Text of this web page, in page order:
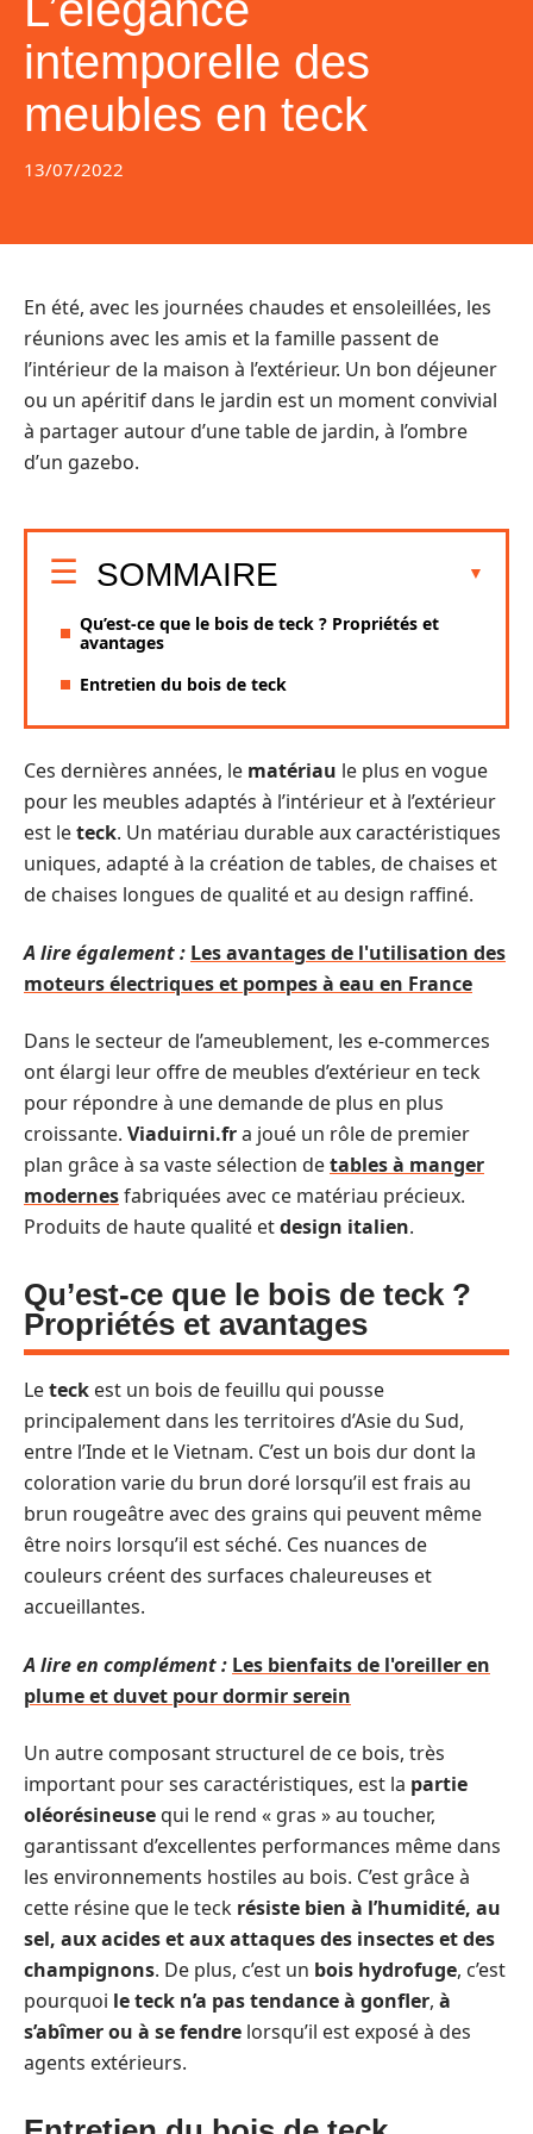
intemporelle des
meubles en teck
13/07/2022
En été, avec les journées chaudes et ensoleillées, les
réunions avec les amis et la famille passent de
l’intérieur de la maison à l’extérieur. Un bon déjeuner
ou un apéritif dans le jardin est un moment convivial
à partager autour d’une table de jardin, à l’ombre
d’un gazebo.
SOMMAIRE
Qu’est-ce que le bois de teck ? Propriétés et
avantages
Entretien du bois de teck
Ces dernières années, le matériau le plus en vogue
pour les meubles adaptés à l’intérieur et à l’extérieur
est leteck. Un matériau durable aux caractéristiques
uniques, adapté à la création de tables, de chaises et
de chaises longues de qualité et au design raffiné.
A lire également : Les avantages de l'utilisation des
moteurs électriques et pompes à eau en France
Dans le secteur de l’ameublement, les e-commerces
ont élargi leur offre de meubles d’extérieur en teck
pour répondre à une demande de plus en plus
croissante. Viaduirni.fra joué un rôle de premier
plan grâce à sa vaste sélection detables à manger
modernesfabriquées avec ce matériau précieux.
Produits de haute qualité etdesign italien.
Qu’est-ce que le bois de teck ?
Propriétés et avantages
Leteck est un bois de feuillu qui pousse
principalement dans les territoires d’Asie du Sud,
entre l’Inde et le Vietnam. C’est un bois dur dont la
coloration varie du brun doré lorsqu’il est frais au
brun rougeâtre avec des grains qui peuvent même
être noirs lorsqu’il est séché. Ces nuances de
couleurs créent des surfaces chaleureuses et
accueillantes.
A lire en complément : Les bienfaits de l'oreiller en
plume et duvet pour dormir serein
Un autre composant structurel de ce bois, très
important pour ses caractéristiques, est la partie
oléorésineusequi le rend « gras » au toucher,
garantissant d’excellentes performances même dans
les environnements hostiles au bois. C’est grâce à
cette résine que le teck résiste bien à l’humidité, au
sel, aux acides et aux attaques des insectes et des
champignons. De plus, c’est un bois hydrofuge, c’est
pourquoi le teck n’a pas tendance à gonfler, à
s’abîmer ou à se fendre lorsqu’il est exposé à des
agents extérieurs.